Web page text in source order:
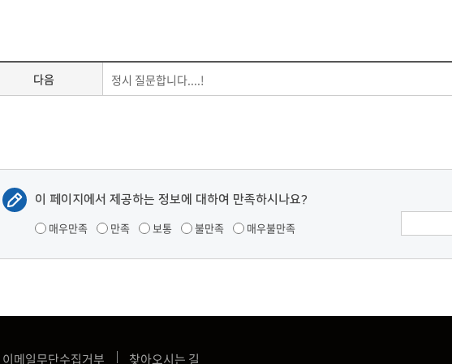
다음 정시 질문합니다....!
이 페이지에서 제공하는 정보에 대하여 만족하시나요?
매우만족 만족 보통 불만족 매우불만족
이메일무단수집거부 찾아오시는 길